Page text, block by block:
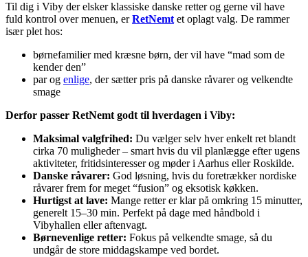
Til dig i Viby der elsker klassiske danske retter og gerne vil have
fuld kontrol over menuen, erRetNemt et oplagt valg. De rammer
især plet hos:
børnefamilier med kræsne børn, der vil have “mad som de
kender den”
par og enlige, der sætter pris på danske råvarer og velkendte
smage
Derfor passer RetNemt godt til hverdagen i Viby:
Maksimal valgfrihed: Du vælger selv hver enkelt ret blandt
cirka 70 muligheder – smart hvis du vil planlægge efter ugens
aktiviteter, fritidsinteresser og møder i Aarhus eller Roskilde.
Danske råvarer: God løsning, hvis du foretrækker nordiske
råvarer frem for meget “fusion” og eksotisk køkken.
Hurtigst at lave: Mange retter er klar på omkring 15 minutter,
generelt 15–30 min. Perfekt på dage med håndbold i
Vibyhallen eller aftenvagt.
Børnevenlige retter: Fokus på velkendte smage, så du
undgår de store middagskampe ved bordet.